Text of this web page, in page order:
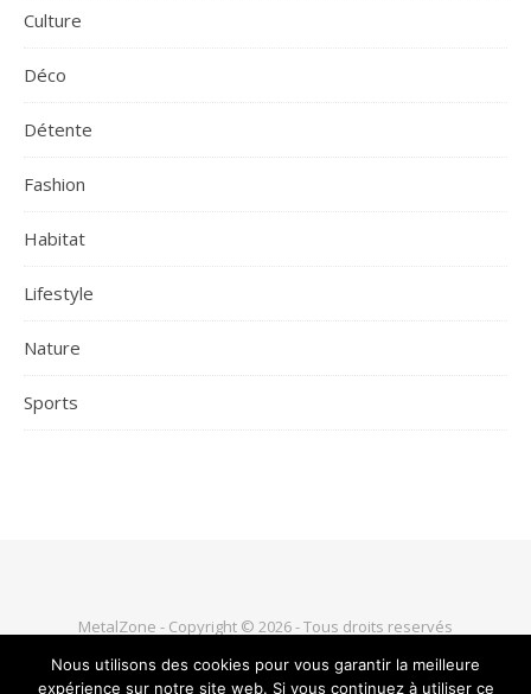
Culture
Déco
Détente
Fashion
Habitat
Lifestyle
Nature
Sports
MetalZone - Copyright © 2026 - Tous droits reservés
Nous utilisons des cookies pour vous garantir la meilleure
expérience sur notre site web. Si vous continuez à utiliser ce